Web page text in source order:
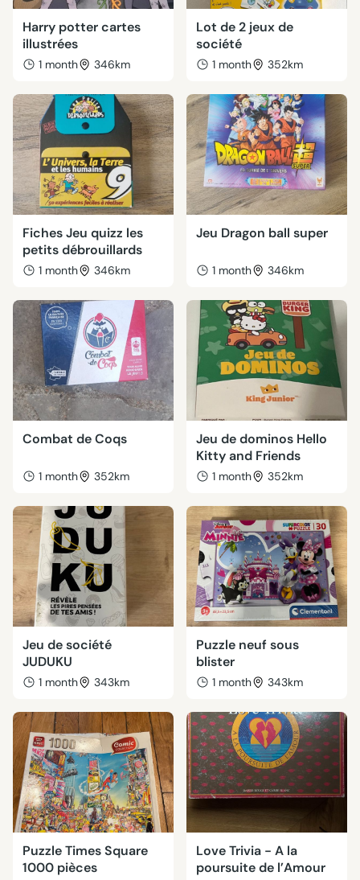
Harry potter cartes
illustrées
1 month 346km
Lot de 2 jeux de
société
1 month 352km
Fiches Jeu quizz les
petits débrouillards
1 month 346km
Jeu Dragon ball super
1 month 346km
Combat de Coqs
1 month 352km
Jeu de dominos Hello
Kitty and Friends
1 month 352km
Jeu de société
JUDUKU
1 month 343km
Puzzle neuf sous
blister
1 month 343km
Puzzle Times Square
1000 pièces
Love Trivia - A la
poursuite de l’Amour